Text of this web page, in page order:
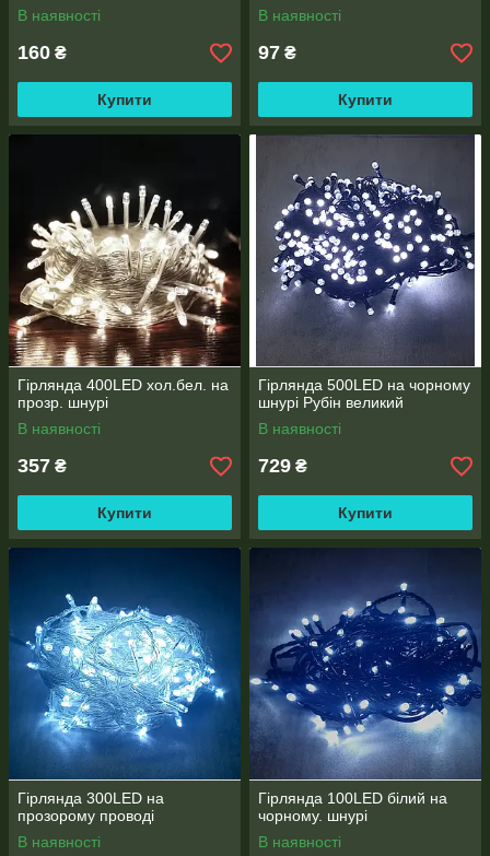
В наявності
160 ₴
Купити
В наявності
97 ₴
Купити
Гірлянда 400LED хол.бел. на
прозр. шнурі
В наявності
357 ₴
Купити
Гірлянда 500LED на чорному
шнурі Рубін великий
В наявності
729 ₴
Купити
Гірлянда 300LED на
прозорому проводі
В наявності
Гірлянда 100LED білий на
чорному. шнурі
В наявності